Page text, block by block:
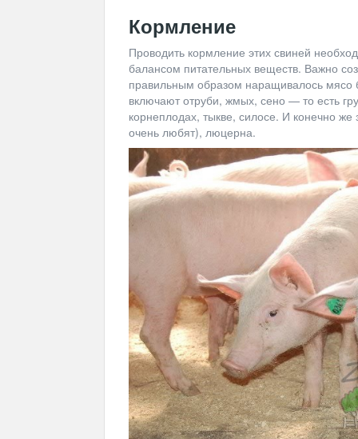
Кормление
Проводить кормление этих свиней
балансом питательных веществ. Важно
правильным образом наращивалось мясо
включают отруби, жмых, сено — то есть
корнеплодах, тыкве, силосе. И конечно
очень любят), люцерна.